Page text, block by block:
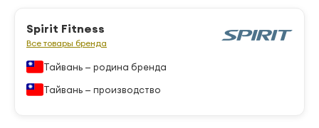
Spirit Fitness
Все товары бренда
Тайвань — родина бренда
Тайвань — производство